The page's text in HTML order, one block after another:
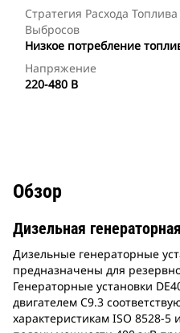
Стратегия Расхода
Выбросов
Низкое потребление
Напряжение
220-480 В
Обзор
Дизельная
Дизельные генераторные
предназначены для
Генераторные установки
двигателем C9.3
характеристикам ISO 8528-